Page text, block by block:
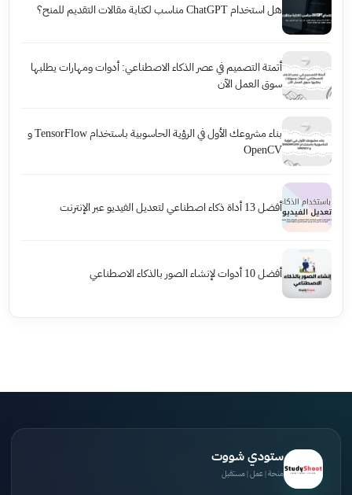
هل استخدام ChatGPT مناسب لكتابة مقالات التقديم للمنح؟
أتمتة التصميم في عصر الذكاء الاصطناعي: أدوات ومهارات يطلبها
سوق العمل الآن
بناء مشروعك الأول في الرؤية الحاسوبية باستخدام TensorFlow و
OpenCV
أفضل 13 أداة ذكاء اصطناعي لتعديل الفيديو عبر الإنترنت
أفضل 10 أدوات لإنشاء الصور بالذكاء الاصطناعي
ستودي شووت
منحة | عمل | مستقبل